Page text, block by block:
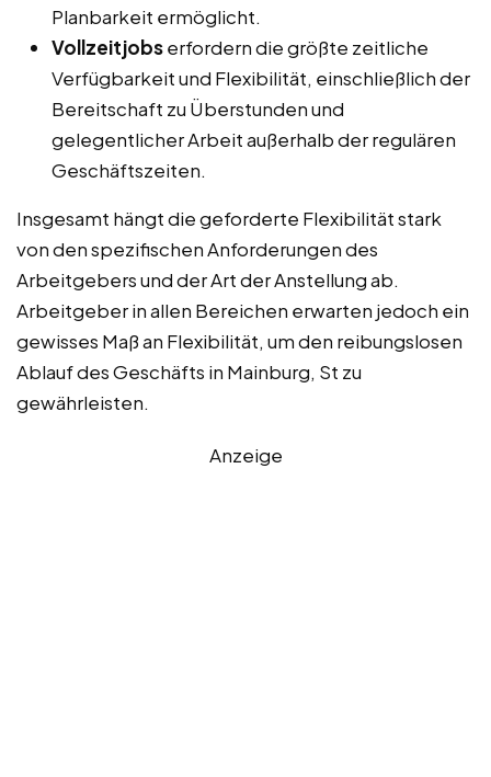
Planbarkeit ermöglicht.
Vollzeitjobserfordern die größte zeitliche
Verfügbarkeit und Flexibilität, einschließlich der
Bereitschaft zu Überstunden und
gelegentlicher Arbeit außerhalb der regulären
Geschäftszeiten.
Insgesamt hängt die geforderte Flexibilität stark
von den spezifischen Anforderungen des
Arbeitgebers und der Art der Anstellung ab.
Arbeitgeber in allen Bereichen erwarten jedoch ein
gewisses Maß an Flexibilität, um den reibungslosen
Ablauf des Geschäfts in Mainburg, St zu
gewährleisten.
Anzeige